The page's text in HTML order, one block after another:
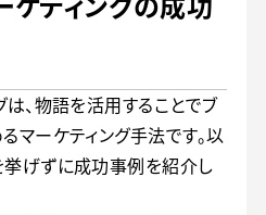
は、物語を活用することでブ
マーケティング手法です。以
げずに成功事例を紹介し